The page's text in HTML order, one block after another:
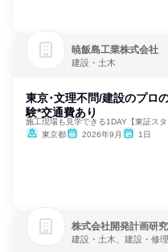
暁飯島工業株式会社
建設・土木
東京･文理不問/建設のプロ
験*交通費あり
施工現場も見学できる1DAY【東証スタ
東京都
2026年9月 1日
株式会社開発計画研
建設・土木、建設・修